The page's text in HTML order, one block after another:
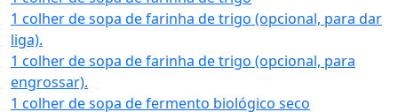
1 colher de sopa de farinha de trigo (opcional, para dar
liga).
1 colher de sopa de farinha de trigo (opcional, para
engrossar).
1 colher de sopa de fermento biológico seco